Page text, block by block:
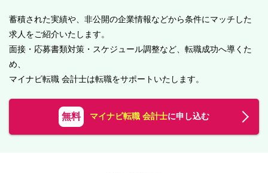
蓄積された実績や、非公開の企業情報などから条件にマッチした
求人をご紹介いたします。
面接・応募書類対策・スケジュール調整など、転職成功へ導くた
め、
マイナビ転職 会計士は転職をサポートいたします。
無料 マイナビ転職 会計士に申し込む